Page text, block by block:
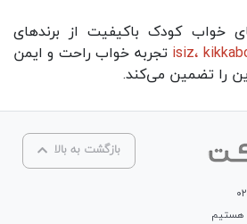
خواب کودک باکیفیت از برندهای
isiz،
تجربه خواب راحت و ایمن
را تضمین می‌کند.
بازگشت به بالا